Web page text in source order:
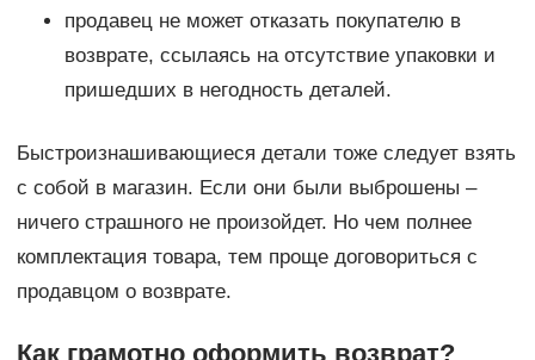
продавец не может отказать покупателю в
возврате, ссылаясь на отсутствие упаковки и
пришедших в негодность деталей.
Быстроизнашивающиеся детали тоже следует взять
с собой в магазин. Если они были выброшены –
ничего страшного не произойдет. Но чем полнее
комплектация товара, тем проще договориться с
продавцом о возврате.
Как грамотно оформить возврат?